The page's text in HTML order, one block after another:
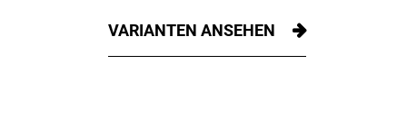
VARIANTEN ANSEHEN